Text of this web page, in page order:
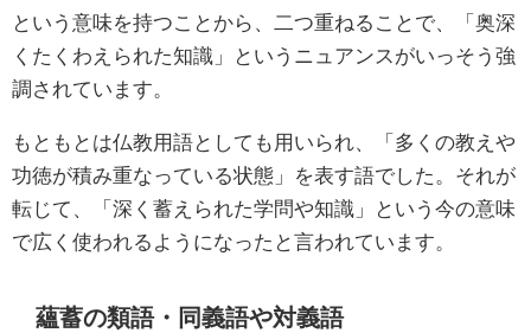
という意味を持つことから、二つ重ねることで、「奥深
くたくわえられた知識」というニュアンスがいっそう強
調されています。
もともとは仏教用語としても用いられ、「多くの教えや
功徳が積み重なっている状態」を表す語でした。それが
転じて、「深く蓄えられた学問や知識」という今の意味
で広く使われるようになったと言われています。
蘊蓄の類語・同義語や対義語